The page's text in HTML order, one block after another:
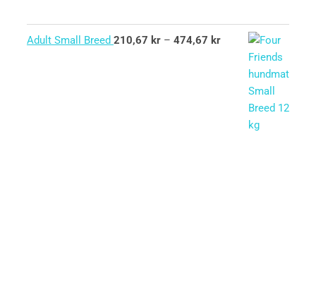
Adult Small Breed 210,67 kr – 474,67 kr